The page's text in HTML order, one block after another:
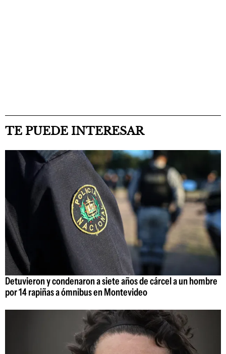
TE PUEDE INTERESAR
Detuvieron y condenaron a siete años de cárcel a un hombre
por 14 rapiñas a ómnibus en Montevideo